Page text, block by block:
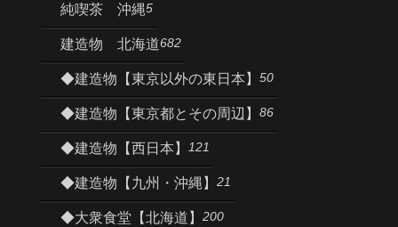
純喫茶 沖縄5
建造物 北海道682
◆建造物【東京以外の東日本】 50
◆建造物【東京都とその周辺】 86
◆建造物【西日本】 121
◆建造物【九州・沖縄】 21
◆大衆食堂【北海道】 200